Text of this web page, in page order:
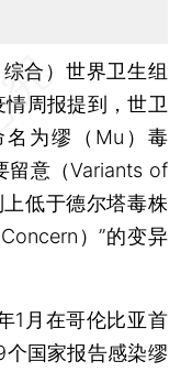
合） 世界卫生组
周报提到，世卫
名为缪（Mu）毒
留意（Variants of
低于德尔塔毒株
）”的变异
月在哥伦比亚首
国家报告感染缪